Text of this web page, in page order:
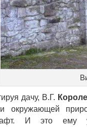
дачу, В.Г.
окружающей
И это ему